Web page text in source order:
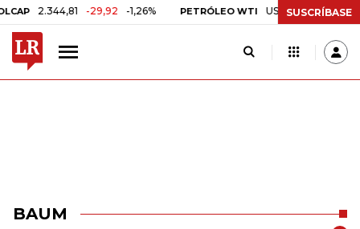
2.344,81 -29,92 -1,26% PETRÓLEO WTI US$ 75,09 -US$ 0,24
SUSCRÍBASE
BAUM